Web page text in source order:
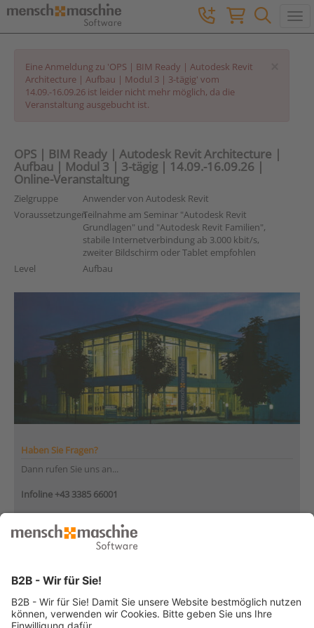
Eine Anmeldung zu 'OPS | BIM Ready | Autodesk Revit
Architecture | Aufbau | Modul 3 | 3-tägig' vom
14.09.-16.09.26 ist leider nicht mehr möglich, da die
Veranstaltung ausgebucht ist.
OPS | BIM Ready | Autodesk Revit Architecture |
Aufbau | Modul 3 | 3-tägig | 14.09.-16.09.26 |
Online-Veranstaltung
Zielgruppe
Anwender von Autodesk Revit
VoraussetzungenTeilnahme am Seminar "Autodesk Revit
Grundlagen" und "Autodesk Revit Familien",
stabile Internetverbindung ab 3.000 kbit/s,
zweiter Bildschirm oder Tablet empfohlen
Level
Aufbau
Haben Sie Fragen?
Dann rufen Sie uns an...
Infoline +43 3385 66001
von 08:30 bis 12:00 Uhr
und 12:30 bis 17:00 Uhr
von 08:30 bis 12:30 Uhr
... oder senden Sie uns Ihre Nachricht»